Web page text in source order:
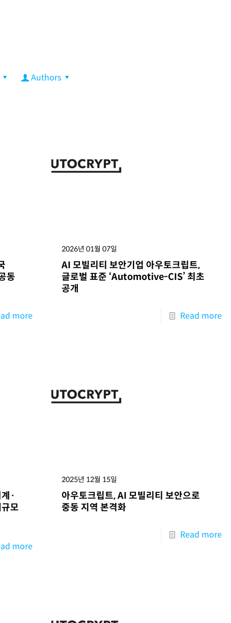
Authors
동
more
2026년 01월 07일
AI 모빌리티 보안기업 아우토크립트,
글로벌 표준 ‘Automotive-CIS’ 최초
공개
Read more
·
모
more
2025년 12월 15일
아우토크립트, AI 모빌리티 보안으로
중동 지역 본격화
Read more